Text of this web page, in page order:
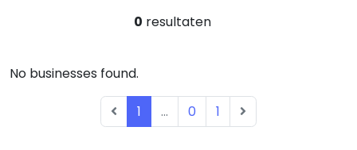
0 resultaten
No businesses found.
1 ... 0 1